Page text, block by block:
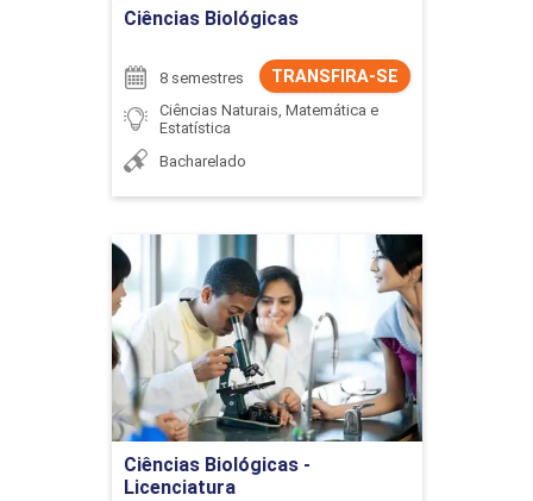
Ciências Biológicas
TRANSFIRA-SE
8 semestres
Ciências Naturais, Matemática e
Estatística
Bacharelado
Ciências Biológicas -
Licenciatura
Ciências Biológicas -
Licenciatura
Detalhes do curso
Ir para Inscrição